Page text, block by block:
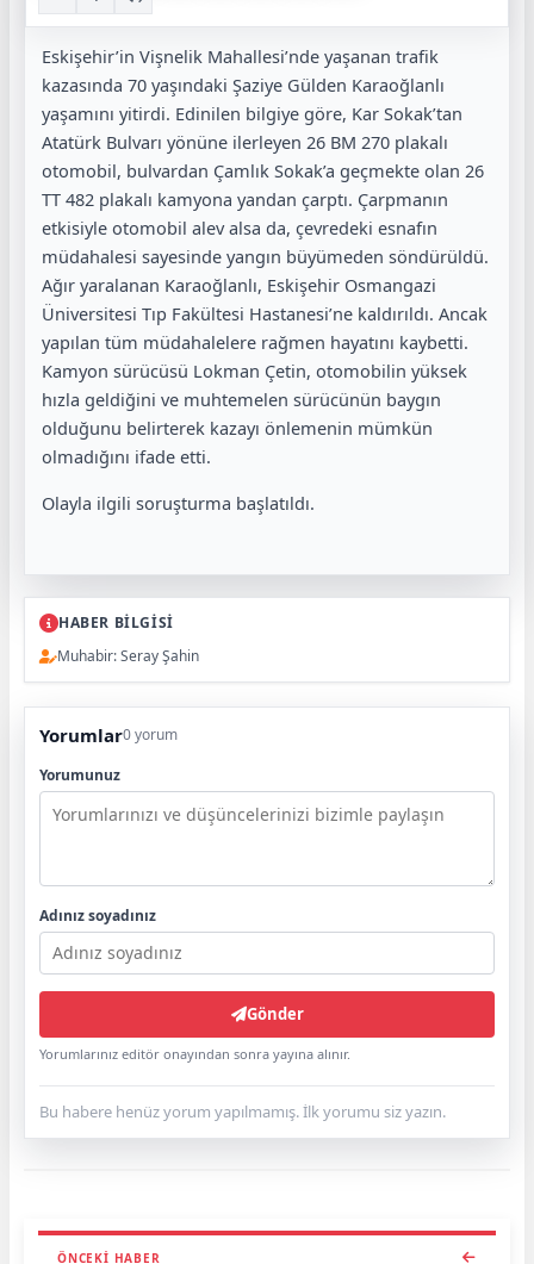
Eskişehir’in Vişnelik Mahallesi’nde yaşanan trafik
kazasında 70 yaşındaki Şaziye Gülden Karaoğlanlı
yaşamını yitirdi. Edinilen bilgiye göre, Kar Sokak’tan
Atatürk Bulvarı yönüne ilerleyen 26 BM 270 plakalı
otomobil, bulvardan Çamlık Sokak’a geçmekte olan 26
TT 482 plakalı kamyona yandan çarptı. Çarpmanın
etkisiyle otomobil alev alsa da, çevredeki esnafın
müdahalesi sayesinde yangın büyümeden söndürüldü.
Ağır yaralanan Karaoğlanlı, Eskişehir Osmangazi
Üniversitesi Tıp Fakültesi Hastanesi’ne kaldırıldı. Ancak
yapılan tüm müdahalelere rağmen hayatını kaybetti.
Kamyon sürücüsü Lokman Çetin, otomobilin yüksek
hızla geldiğini ve muhtemelen sürücünün baygın
olduğunu belirterek kazayı önlemenin mümkün
olmadığını ifade etti.
Olayla ilgili soruşturma başlatıldı.
HABER BİLGİSİ
Muhabir: Seray Şahin
Yorumlar0 yorum
Yorumunuz
Adınız soyadınız
Gönder
Yorumlarınız editör onayından sonra yayına alınır.
Bu habere henüz yorum yapılmamış. İlk yorumu siz yazın.
ÖNCEKI HABER